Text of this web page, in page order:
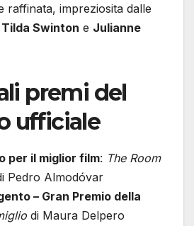
raffinata, impreziosita dalle
Tilda Swinton e Julianne
premi del
ufficiale
per il miglior film: The Room
Pedro Almodóvar
– Gran Premio della
di Maura Delpero